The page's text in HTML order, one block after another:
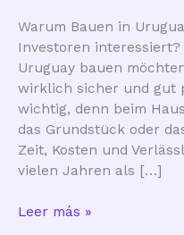
Warum Bauen in
Investoren interessiert?
Uruguay bauen
wirklich sicher und gut
wichtig, denn beim
das Grundstück oder
Zeit, Kosten und
vielen Jahren als […]
Ist
Leer más »